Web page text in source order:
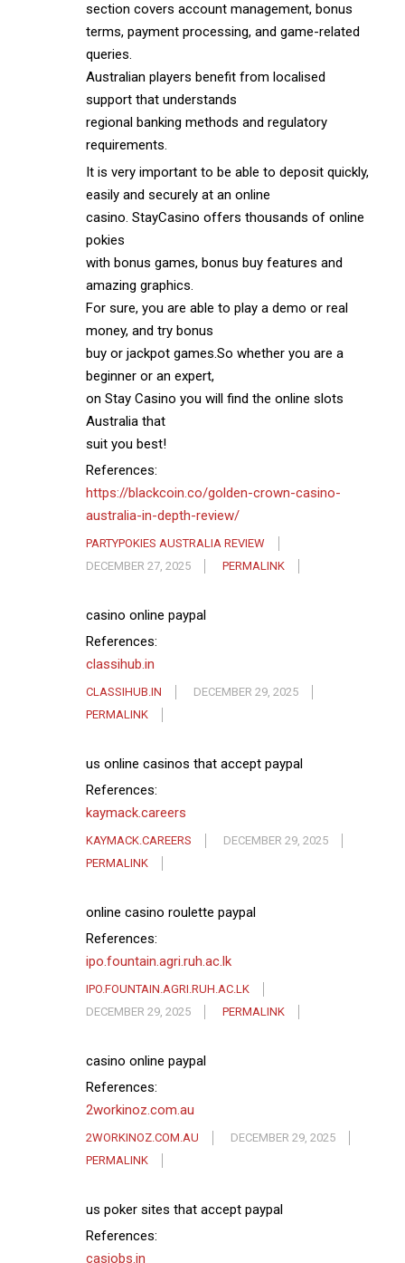
section covers account management, bonus
terms, payment processing, and game-related
queries.
Australian players benefit from localised
support that understands
regional banking methods and regulatory
requirements.
It is very important to be able to deposit quickly,
easily and securely at an online
casino. StayCasino offers thousands of online
pokies
with bonus games, bonus buy features and
amazing graphics.
For sure, you are able to play a demo or real
money, and try bonus
buy or jackpot games.So whether you are a
beginner or an expert,
on Stay Casino you will find the online slots
Australia that
suit you best!
References:
https://blackcoin.co/golden-crown-casino-
australia-in-depth-review/
PARTYPOKIES AUSTRALIA REVIEW
DECEMBER 27, 2025
PERMALINK
casino online paypal
References:
classihub.in
CLASSIHUB.IN
DECEMBER 29, 2025
PERMALINK
us online casinos that accept paypal
References:
kaymack.careers
KAYMACK.CAREERS
DECEMBER 29, 2025
PERMALINK
online casino roulette paypal
References:
ipo.fountain.agri.ruh.ac.lk
IPO.FOUNTAIN.AGRI.RUH.AC.LK
DECEMBER 29, 2025
PERMALINK
casino online paypal
References:
2workinoz.com.au
2WORKINOZ.COM.AU
DECEMBER 29, 2025
PERMALINK
us poker sites that accept paypal
References:
casjobs.in